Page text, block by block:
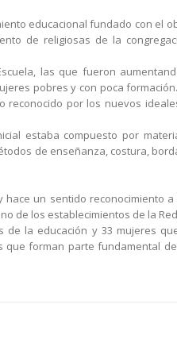
educacional fundado con el
de religiosas de la
las que fueron
pobres y con poca
reconocido por los nuevos
estaba compuesto por
de enseñanza, costura,
hace un sentido reconocimiento
de los establecimientos de la
la educación y 33 mujeres
que forman parte fundamental